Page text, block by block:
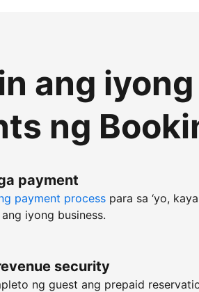
ang
ng
payment
payment process para sa ‘yo,
iyong business.
security
ng guest ang prepaid